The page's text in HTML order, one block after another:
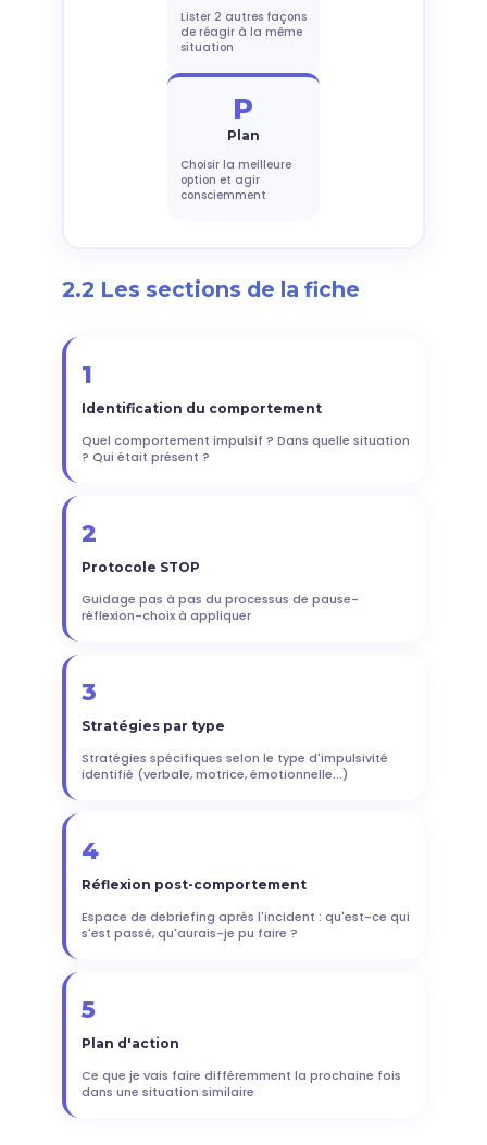
Lister 2 autres façons
de réagir à la même
situation
P
Plan
Choisir la meilleure
option et agir
consciemment
2.2 Les sections de la fiche
1
Identification du comportement
Quel comportement impulsif ? Dans quelle situation
? Qui était présent ?
2
Protocole STOP
Guidage pas à pas du processus de pause-
réflexion-choix à appliquer
3
Stratégies par type
Stratégies spécifiques selon le type d'impulsivité
identifié (verbale, motrice, émotionnelle...)
4
Réflexion post-comportement
Espace de debriefing après l'incident : qu'est-ce qui
s'est passé, qu'aurais-je pu faire ?
5
Plan d'action
Ce que je vais faire différemment la prochaine fois
dans une situation similaire